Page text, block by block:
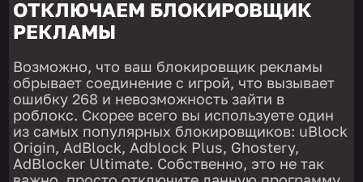
ОТКЛЮЧАЕМ БЛОКИРОВЩИК
РЕКЛАМЫ
Возможно, что ваш блокировщик рекламы
обрывает соединение с игрой, что вызывает
ошибку 268 и невозможность зайти в
роблокс. Скорее всего вы используете один
из самых популярных блокировщиков: uBlock
Origin, AdBlock, Adblock Plus, Ghostery,
AdBlocker Ultimate. Собственно, это не так